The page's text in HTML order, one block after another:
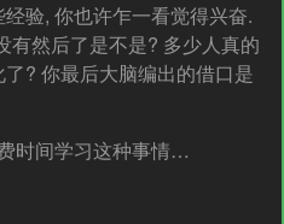
验, 你也许乍一看觉得兴奋.
有然后了是不是? 多少人真的
? 你最后大脑编出的借口是
时间学习这种事情…